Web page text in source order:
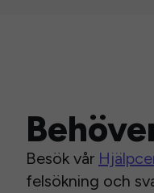
Besök vår
felsökning och